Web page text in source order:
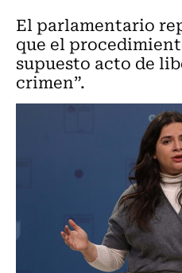
El parlamentario
que el
supuesto acto de
crimen”.